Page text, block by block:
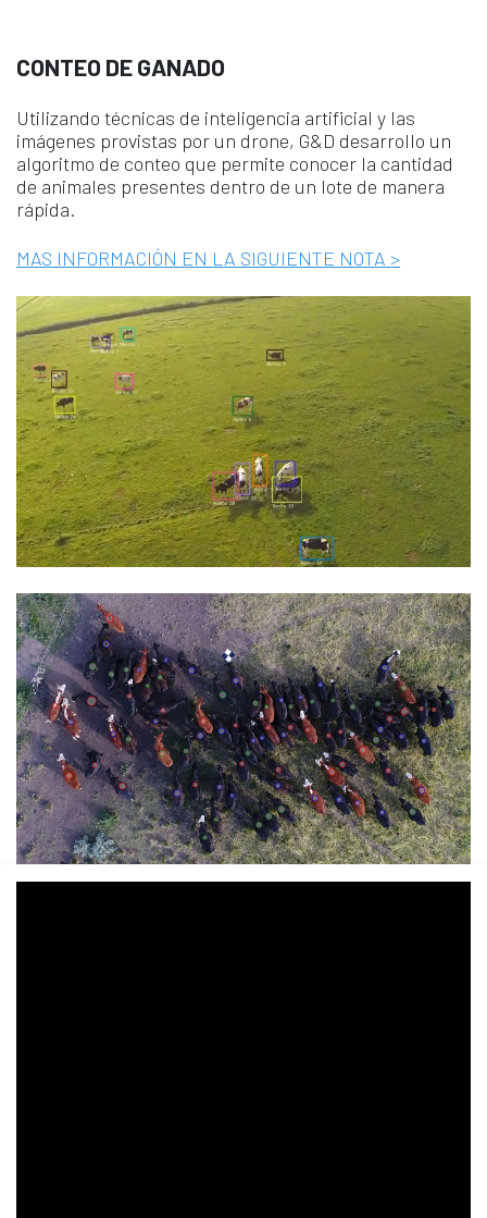
CONTEO DE GANADO
Utilizando técnicas de inteligencia artificial y las
imágenes provistas por un drone, G&D desarrollo un
algoritmo de conteo que permite conocer la cantidad
de animales presentes dentro de un lote de manera
rápida.
MAS INFORMACIÓN EN LA SIGUIENTE NOTA >